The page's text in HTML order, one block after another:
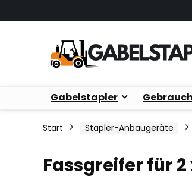
Gabelstapler
Start Stapler-Anbaugeräte
Fassgreifer für 2